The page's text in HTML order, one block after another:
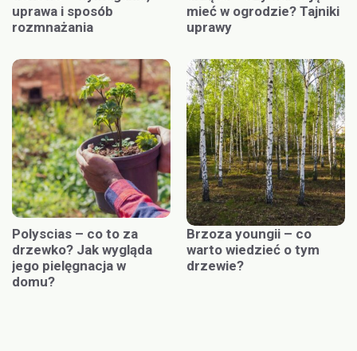
uprawa i sposób
rozmnażania
mieć w ogrodzie? Tajniki
uprawy
Polyscias – co to za
drzewko? Jak wygląda
jego pielęgnacja w
domu?
Brzoza youngii – co
warto wiedzieć o tym
drzewie?